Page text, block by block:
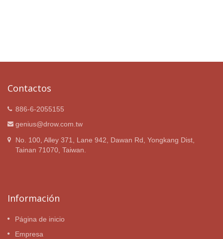
Contactos
886-6-2055155
genius@drow.com.tw
No. 100, Alley 371, Lane 942, Dawan Rd, Yongkang Dist,
Tainan 71070, Taiwan.
Información
Página de inicio
Empresa